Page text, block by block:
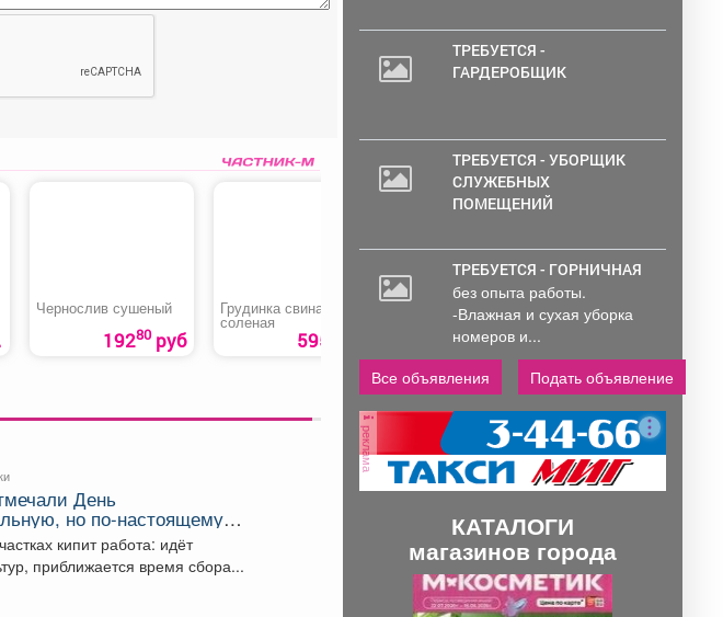
Чернослив сушеный
19280руб
Грудинка свиная
соленая
595 руб.
Шампиньоны
«Кормилица»,
резаные 225 руб.
Сайдинг «LUX
под камень
День
но по-настоящему
близка миллионам
кипит работа: идёт
приближается время сбора...
ТРЕБУЕТСЯ -
ГАРДЕРОБЩИК
ТРЕБУЕТСЯ - УБОРЩИК
СЛУЖЕБНЫХ
ПОМЕЩЕНИЙ
ТРЕБУЕТСЯ - ГОРНИЧНАЯ
без опыта работы.
-Влажная и сухая уборка
номеров и...
Все объявления
Подать объявление
реклама
КАТАЛОГИ
магазинов города